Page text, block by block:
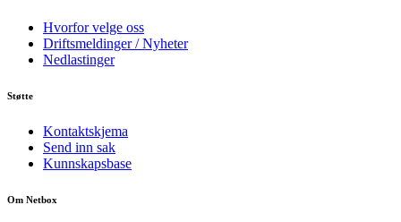
Hvorfor velge oss
Driftsmeldinger / Nyheter
Nedlastinger
Støtte
Kontaktskjema
Send inn sak
Kunnskapsbase
Om Netbox